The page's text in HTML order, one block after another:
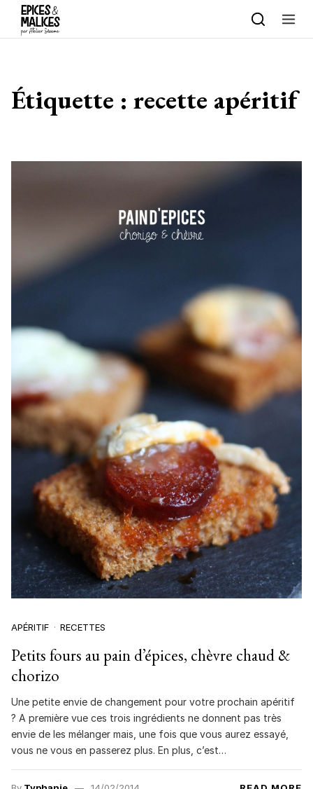
Skip to content
Étiquette : recette apéritif
APÉRITIF RECETTES
Petits fours au pain d’épices, chèvre chaud &
chorizo
Une petite envie de changement pour votre prochain apéritif
? A première vue ces trois ingrédients ne donnent pas très
envie de les mélanger mais, une fois que vous aurez essayé,
vous ne vous en passerez plus. En plus, c’est…